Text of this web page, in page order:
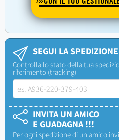
SEGUI LA SPEDIZIONE
Controlla lo stato della tua
riferimento (tracking)
INVITA UN AMICO
E GUADAGNA !!!
Per ogni spedizione di un amico